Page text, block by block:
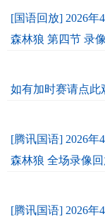
[国语回放] 2026年
森林狼 第四节 录像
如有加时赛请点此
[腾讯国语] 2026年
森林狼 全场录像
[腾讯国语] 2026年